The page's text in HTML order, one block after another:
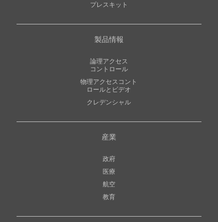
プレスキット
製品情報
論理アクセス
コントロール
物理アクセスコント
ロールとビデオ
クレデンシャル
産業
政府
医療
航空
教育